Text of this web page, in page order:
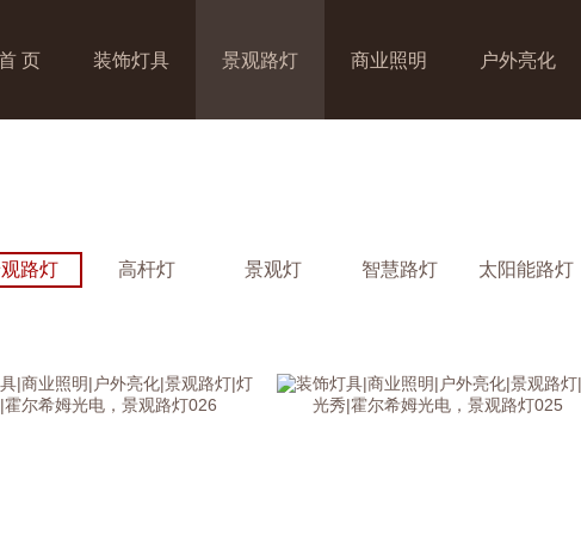
页 装饰灯具 景观路灯 商业照明 户外亮化
路灯 高杆灯 景观灯 智慧路灯 太阳能路灯